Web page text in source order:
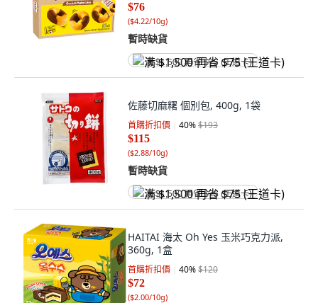
$76
($4.22/10g)
暫時缺貨
满 $1,500 再省 $75 (王道卡)
佐藤切麻糬 個別包, 400g, 1袋
首購折扣價 40%$193
$115
($2.88/10g)
暫時缺貨
满 $1,500 再省 $75 (王道卡)
HAITAI 海太 Oh Yes 玉米巧克力派,
360g, 1盒
首購折扣價 40%$120
$72
($2.00/10g)